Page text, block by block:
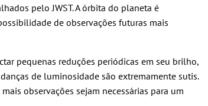
pelo JWST. A órbita do planeta é
de observações futuras mais
pequenas reduções periódicas em seu brilho,
de luminosidade são extremamente sutis.
observações sejam necessárias para um